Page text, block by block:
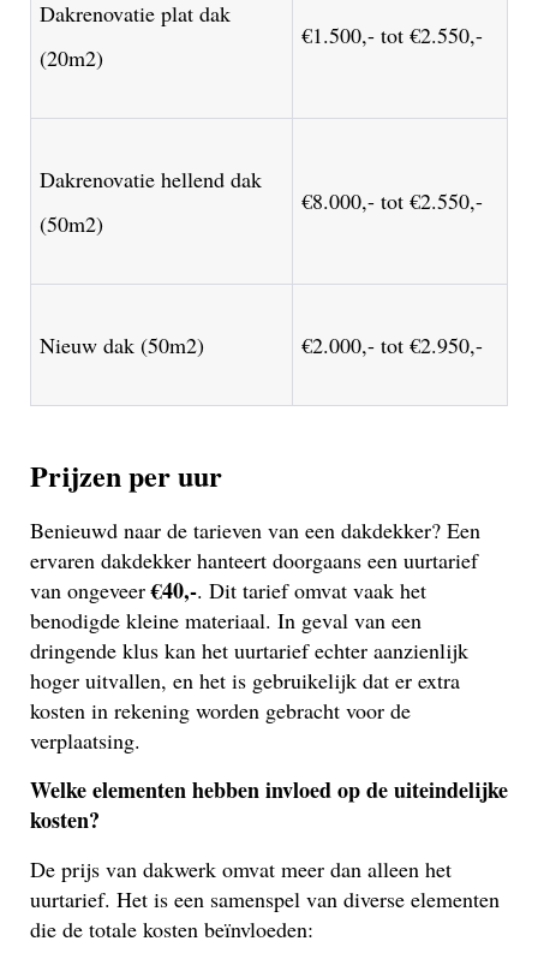
Dakrenovatie plat dak
(20m2)
€1.500,- tot €2.550,-
Dakrenovatie hellend dak
(50m2)
€8.000,- tot €2.550,-
Nieuw dak (50m2) €2.000,- tot €2.950,-
Prijzen per uur
Benieuwd naar de tarieven van een dakdekker? Een
ervaren dakdekker hanteert doorgaans een uurtarief
van ongeveer€40,-. Dit tarief omvat vaak het
benodigde kleine materiaal. In geval van een
dringende klus kan het uurtarief echter aanzienlijk
hoger uitvallen, en het is gebruikelijk dat er extra
kosten in rekening worden gebracht voor de
verplaatsing.
Welke elementen hebben invloed op de uiteindelijke
kosten?
De prijs van dakwerk omvat meer dan alleen het
uurtarief. Het is een samenspel van diverse elementen
die de totale kosten beïnvloeden: